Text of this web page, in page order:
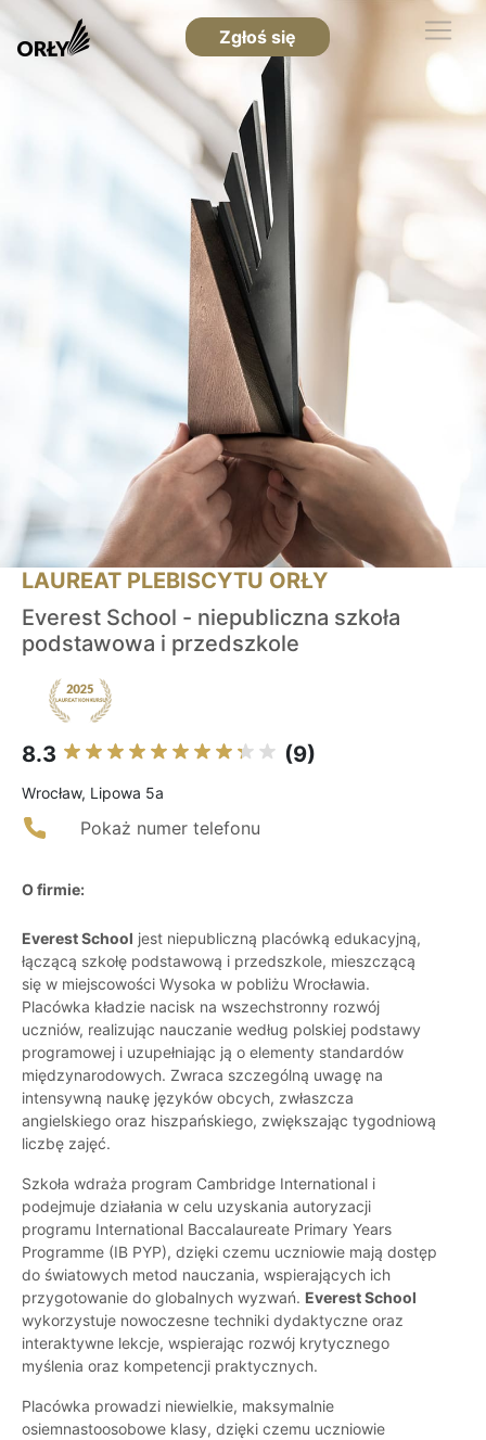
Zgłoś się
LAUREAT PLEBISCYTU ORŁY
Everest School - niepubliczna szkoła
podstawowa i przedszkole
8.3 (9)
Wrocław, Lipowa 5a
Pokaż numer telefonu
O firmie:
Everest School jest niepubliczną placówką edukacyjną,
łączącą szkołę podstawową i przedszkole, mieszczącą
się w miejscowości Wysoka w pobliżu Wrocławia.
Placówka kładzie nacisk na wszechstronny rozwój
uczniów, realizując nauczanie według polskiej podstawy
programowej i uzupełniając ją o elementy standardów
międzynarodowych. Zwraca szczególną uwagę na
intensywną naukę języków obcych, zwłaszcza
angielskiego oraz hiszpańskiego, zwiększając tygodniową
liczbę zajęć.
Szkoła wdraża program Cambridge International i
podejmuje działania w celu uzyskania autoryzacji
programu International Baccalaureate Primary Years
Programme (IB PYP), dzięki czemu uczniowie mają dostęp
do światowych metod nauczania, wspierających ich
przygotowanie do globalnych wyzwań. Everest School
wykorzystuje nowoczesne techniki dydaktyczne oraz
interaktywne lekcje, wspierając rozwój krytycznego
myślenia oraz kompetencji praktycznych.
Placówka prowadzi niewielkie, maksymalnie
osiemnastoosobowe klasy, dzięki czemu uczniowie